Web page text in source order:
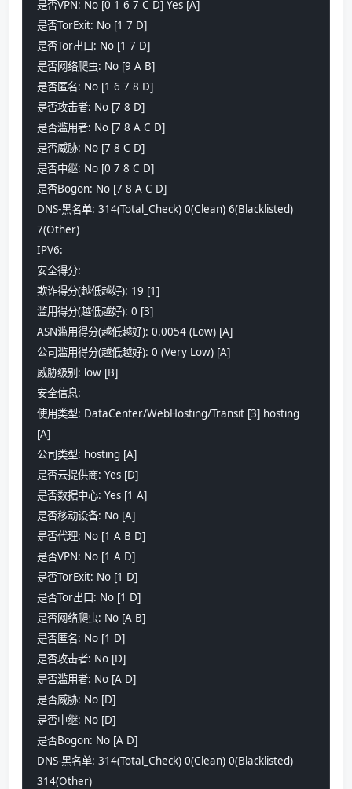
是否VPN: No [0 1 6 7 C D] Yes [A]
是否TorExit: No [1 7 D]
是否Tor出口: No [1 7 D]
是否网络爬虫: No [9 A B]
是否匿名: No [1 6 7 8 D]
是否攻击者: No [7 8 D]
是否滥用者: No [7 8 A C D]
是否威胁: No [7 8 C D]
是否中继: No [0 7 8 C D]
是否Bogon: No [7 8 A C D]
DNS-黑名单: 314(Total_Check) 0(Clean) 6(Blacklisted)
7(Other)
IPV6:
安全得分:
欺诈得分(越低越好): 19 [1]
滥用得分(越低越好): 0 [3]
ASN滥用得分(越低越好): 0.0054 (Low) [A]
公司滥用得分(越低越好): 0 (Very Low) [A]
威胁级别: low [B]
安全信息:
使用类型: DataCenter/WebHosting/Transit [3] hosting
[A]
公司类型: hosting [A]
是否云提供商: Yes [D]
是否数据中心: Yes [1 A]
是否移动设备: No [A]
是否代理: No [1 A B D]
是否VPN: No [1 A D]
是否TorExit: No [1 D]
是否Tor出口: No [1 D]
是否网络爬虫: No [A B]
是否匿名: No [1 D]
是否攻击者: No [D]
是否滥用者: No [A D]
是否威胁: No [D]
是否中继: No [D]
是否Bogon: No [A D]
DNS-黑名单: 314(Total_Check) 0(Clean) 0(Blacklisted)
314(Other)